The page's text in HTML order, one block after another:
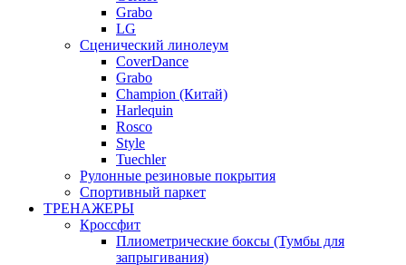
Grabo
LG
Сценический линолеум
CoverDance
Grabo
Champion (Китай)
Harlequin
Rosco
Style
Tuechler
Рулонные резиновые покрытия
Спортивный паркет
ТРЕНАЖЕРЫ
Кроссфит
Плиометрические боксы (Тумбы для
запрыгивания)